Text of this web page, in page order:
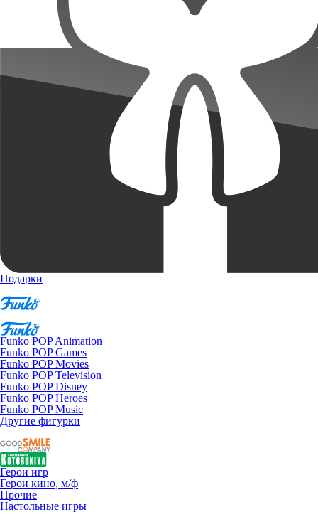
Подарки
Funko POP Animation
Funko POP Games
Funko POP Movies
Funko POP Television
Funko POP Disney
Funko POP Heroes
Funko POP Music
Другие фигурки
Герои игр
Герои кино, м/ф
Прочие
Настольные игры